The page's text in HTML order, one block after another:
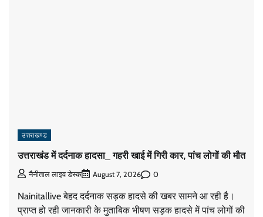
उत्तराखण्ड
उत्तराखंड में दर्दनाक हादसा_ गहरी खाई में गिरी कार, पांच लोगों की मौत
नैनीताल लाइव डेस्क August 7, 2026 0
Nainitallive बेहद दर्दनाक सड़क हादसे की खबर सामने आ रही है।
प्राप्त हो रही जानकारी के मुताबिक भीषण सड़क हादसे में पांच लोगों की